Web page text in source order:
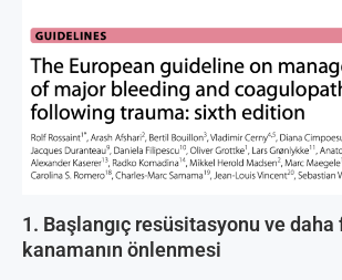
1. Başlangıç resüsitasyonu ve daha
kanamanın önlenmesi